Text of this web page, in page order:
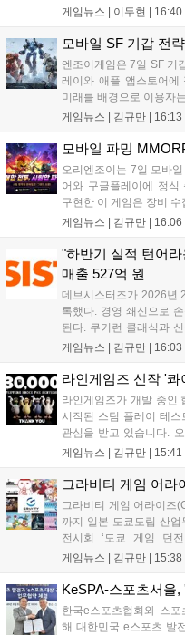
심 콘텐츠, 유료화 정책,
의 오만으로 균열이...
게임뉴스 | 이두현 | 16:40
모바일 SF 기갑 전
엔조이게임은 7일 SF 기
레이와 애플 앱스토어에
미래를 배경으로 이용자
위한 전투를 펼친다. 지휘
지원 보상을 제공한다. 상
게임뉴스 | 김규만 | 16:13
모바일 파밍
오리엔조이는 7일 모바
어와 구글플레이에 정식
구현한 이 게임은 장비
무기 스킬을 활용한 전
혜택을 지급하며, 상세
는 게임 접속 및 주요 콘
게임뉴스 | 김규만 | 16:06
"하반기 실적 턴어
매출 527억 원
데브시스터즈가 2026년
록했다. 경영 쇄신으로
된다. 쿠키런 클래식과
기는 13일 첫 업데이트를
이다. 회사는 비용 효율
게임뉴스 | 김규만 | 16:03
라인게임즈 신작 '
라인게임즈가 개발 중인
시작된 스팀 플레이 테
관심을 받고 있습니다.
최대 4인 협동을 지원하
을 개선 중이며, 상세 정
게임뉴스 | 김규만 | 15:41
그라비티 게임 어라
그라비티 게임 어라이즈
까지 일본 도쿄도립 산
전시회 ‘도쿄 게임 던
‘JALECO ARCADE
입니다. 시연 참여 관람
게임뉴스 | 김규만 | 15:38
KeSPA-스포츠서울
한국e스포츠협회와 스
해 대한민국 e스포츠 발